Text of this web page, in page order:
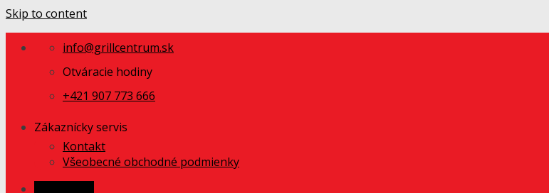
Skip to content
info@grillcentrum.sk
Otváracie hodiny
+421 907 773 666
Zákaznícky servis
Kontakt
Všeobecné obchodné podmienky